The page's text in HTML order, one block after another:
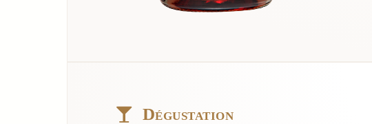
Dégustation